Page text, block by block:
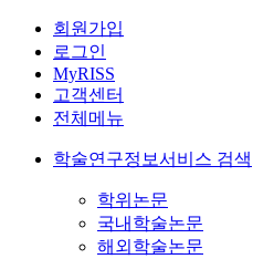
회원가입
로그인
MyRISS
고객센터
전체메뉴
학술연구정보서비스 검색
학위논문
국내학술논문
해외학술논문